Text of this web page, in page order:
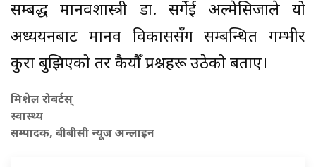
सम्बद्ध मानवशास्त्री डा. सर्गेई अल्मेसिजाले यो
अध्ययनबाट मानव विकाससँग सम्बन्धित गम्भीर
कुरा बुझिएको तर कैयौँ प्रश्नहरू उठेको बताए।
मिशेल रोबर्टस्
स्वास्थ्य
सम्पादक, बीबीसी न्यूज अन्लाइन